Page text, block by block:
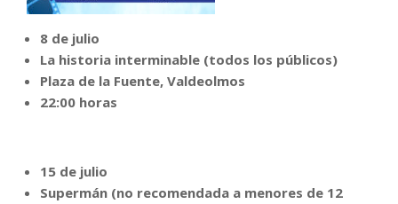
8 de julio
La historia interminable (todos los públicos)
Plaza de la Fuente, Valdeolmos
22:00 horas
15 de julio
Supermán (no recomendada a menores de 12